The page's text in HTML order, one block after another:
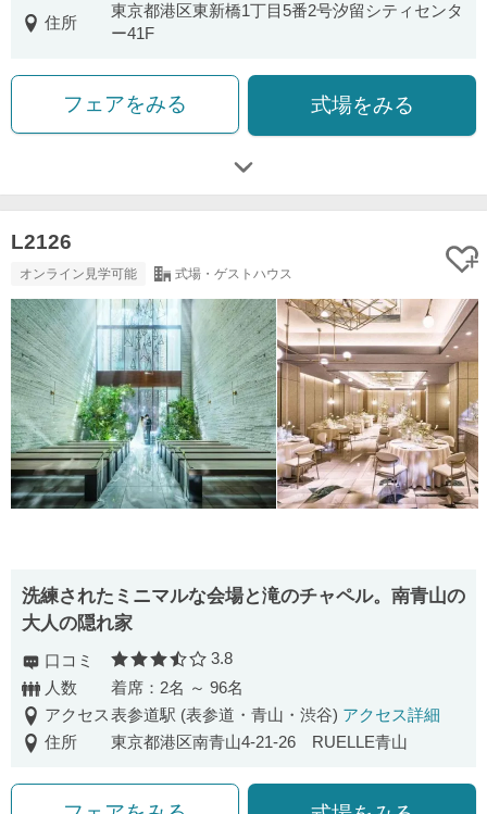
住所
東京都港区東新橋1丁目5番2号汐留シティセンタ
ー41F
フェアをみる 式場をみる
L2126
オンライン見学可能 式場・ゲストハウス
洗練されたミニマルな会場と滝のチャペル。南青山の
大人の隠れ家
口コミ 口コミ評価
3.8
人数
着席：2名 ～ 96名
アクセス表参道駅 (表参道・青山・渋谷) アクセス詳細
住所
東京都港区南青山4-21-26 RUELLE青山